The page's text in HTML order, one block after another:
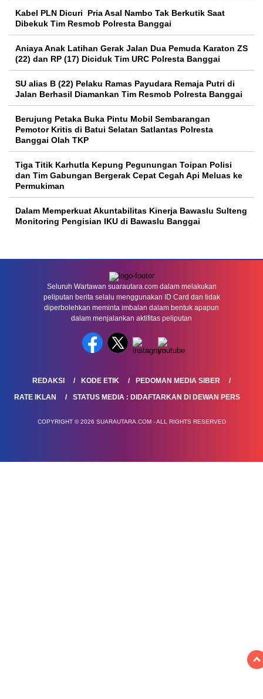
Kabel PLN Dicuri Pria Asal Nambo Tak Berkutik Saat
Dibekuk Tim Resmob Polresta Banggai
Aniaya Anak Latihan Gerak Jalan Dua Pemuda Karaton ZS
(22) dan RP (17) Diciduk Tim URC Polresta Banggai
SU alias B (22) Pelaku Ramas Payudara Remaja Putri di
Jalan Berhasil Diamankan Tim Resmob Polresta Banggai
Berujung Petaka Buka Pintu Mobil Sembarangan
Pemotor Kritis di Batui Selatan Satlantas Polresta
Banggai Olah TKP
Tiga Titik Karhutla Kepung Pegunungan Toipan Polisi
dan Tim Gabungan Bergerak Cepat Cegah Api Meluas ke
Permukiman
Dalam Memperkuat Akuntabilitas Kinerja Bawaslu Sulteng
Monitoring Pengisian IKU di Bawaslu Banggai
Seluruh Wartawan suarautara.com dalam melakukan
peliputan berita selalu menggunakan ID Card dan tidak
diperbolehkan meminta imbalan dalam bentuk apapun
dalam menjalankan aktifitas peliputan
REDAKSI KODE ETIK
PEDOMAN MEDIA SIBER
RATE IKLAN
STATUS MEDIA : DIDAFTARKAN DI DEWAN PERS
COPYRIGHT © 2026 SUARAUTARA.COM - ALL RIGHTS RESERVED